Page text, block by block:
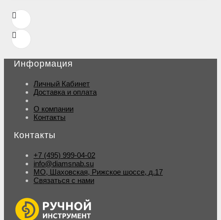
Информация
Личный Кабинет
Доставка и оплата
О компании
Контакты
Контакты
+7 (495) 999-04-02
info@diamsnab.su
МО, Шаховская, Рижское шоссе, д.17
Связаться с нами